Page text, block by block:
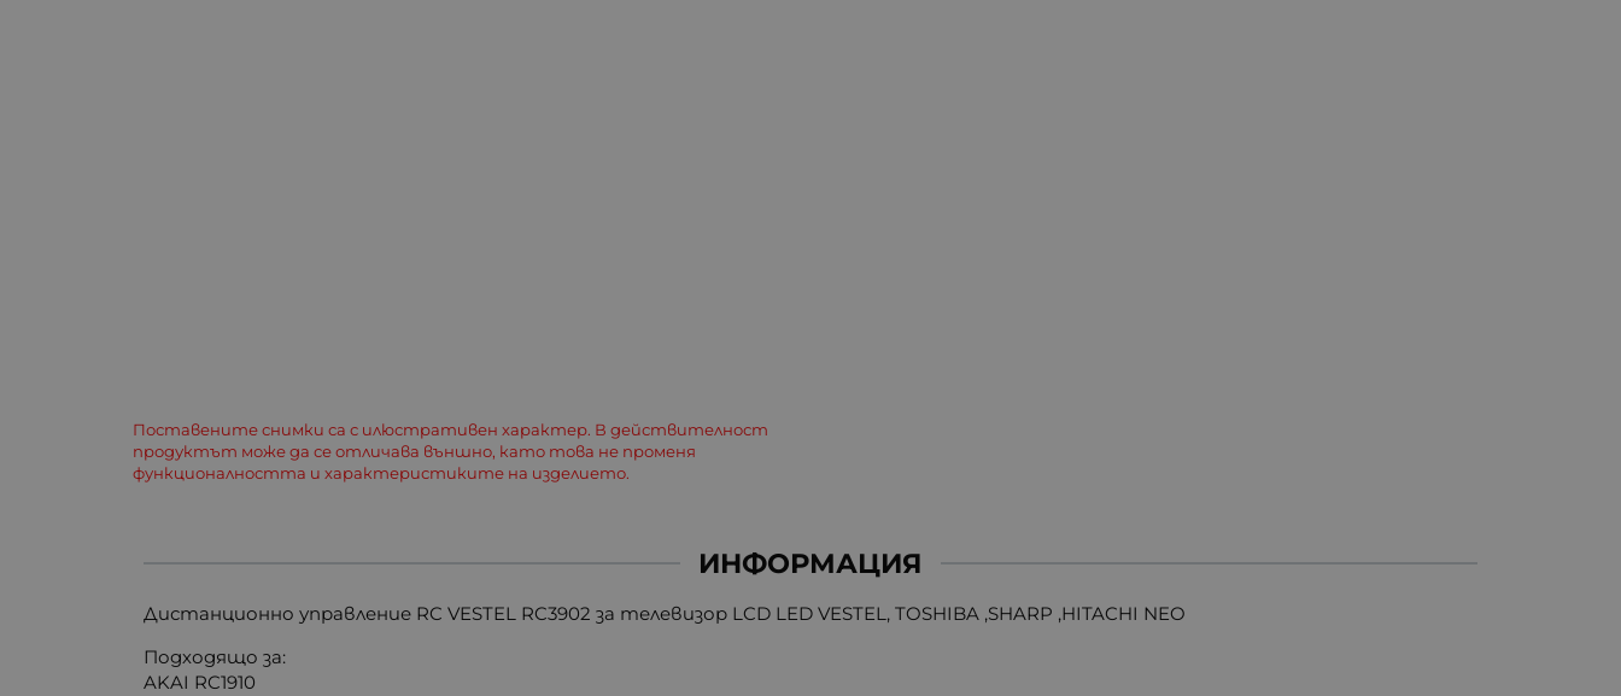
Поставените снимки са с илюстративен характер. В действителност
продуктът може да се отличава външно, като това не променя
функционалността и характеристиките на изделието.
ИНФОРМАЦИЯ
Дистанционно управление RC VESTEL RC3902 за телевизор LCD LED VESTEL, TOSHIBA ,SHARP ,HITACHI NEO
Подходящо за:
AKAI RC1910